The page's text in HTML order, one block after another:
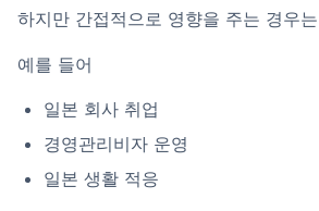
하지만 간접적으로 영향을 주는 경우
예를 들어
일본 회사 취업
경영관리비자 운영
일본 생활 적응